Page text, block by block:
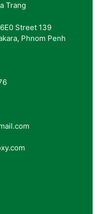
Trang
Street 139
Phnom Penh